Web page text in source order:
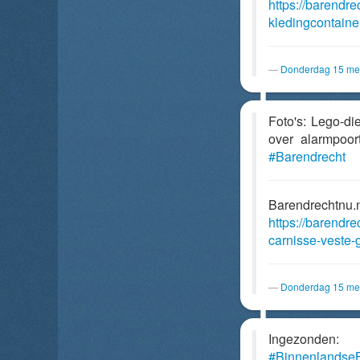
https://
Donderdag 15
Foto's: Lego-
over
#Barendrecht
https://
carnisse-
Donderdag 15